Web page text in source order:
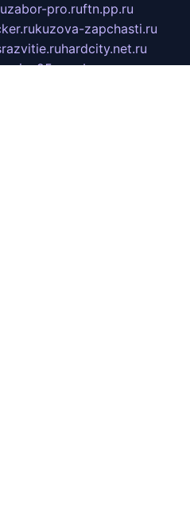
zabor-pro.ruftn.pp.ru
kuzova-zapchasti.ru
hardcity.net.ru
gubernyan.ru